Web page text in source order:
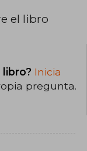
el libro
Inicia
pregunta.